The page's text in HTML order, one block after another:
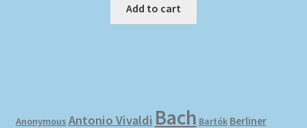
Add to cart
Anonymous Antonio Vivaldi Bach Bartók Berliner